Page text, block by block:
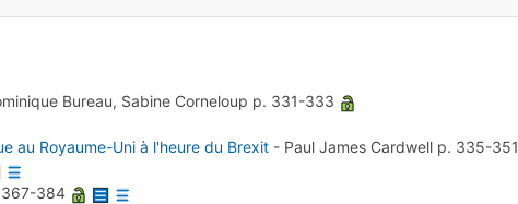
Bureau, Sabine Corneloup p. 331-333
au Royaume-Uni à l'heure du Brexit - Paul James Cardwell p. 335-351
384